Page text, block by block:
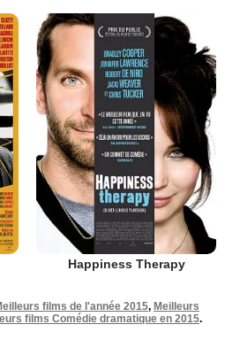
Happiness Therapy
films de l'année 2015, Meilleurs
films Comédie dramatique en 2015.